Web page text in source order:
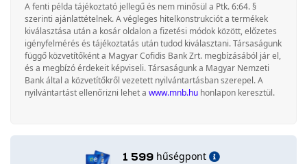
A fenti példa tájékoztató jellegű és nem minősül a Ptk. 6:64. §
szerinti ajánlattételnek. A végleges hitelkonstrukciót a termékek
kiválasztása után a kosár oldalon a fizetési módok között, előzetes
igényfelmérés és tájékoztatás után tudod kiválasztani. Társaságunk
függő közvetítőként a Magyar Cofidis Bank Zrt. megbízásából jár el,
és a megbízó érdekeit képviseli. Társaságunk a Magyar Nemzeti
Bank által a közvetítőkről vezetett nyilvántartásban szerepel. A
nyilvántartást ellenőrizni lehet a www.mnb.hu honlapon keresztül.
1 599 hűségpont